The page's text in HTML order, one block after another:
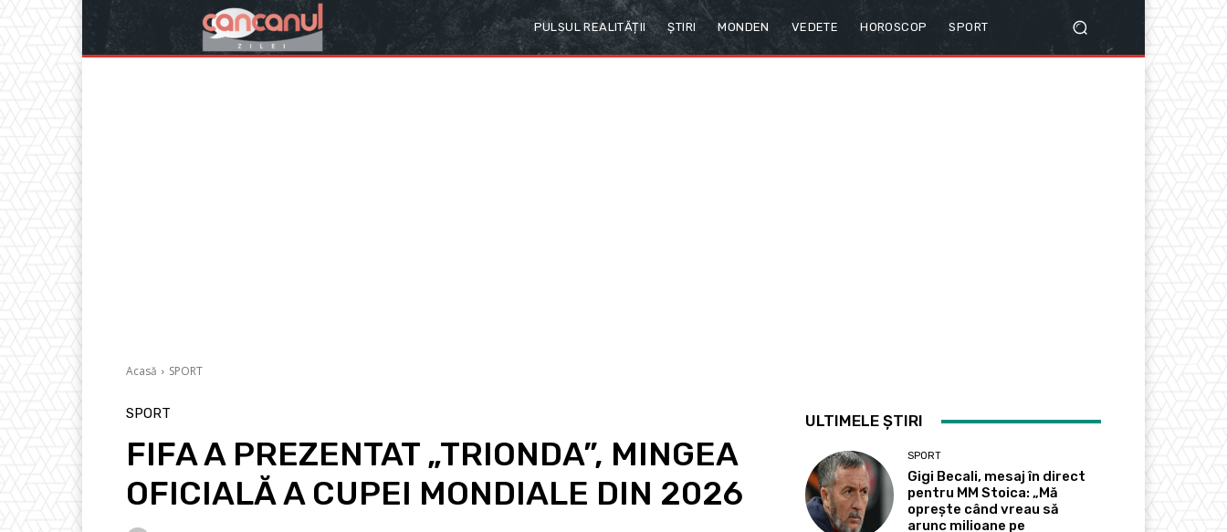
PULSUL REALITĂȚII ȘTIRI MONDEN VEDETE HOROSCOP SPORT
Acasă SPORT
SPORT
FIFA A PREZENTAT „TRIONDA”, MINGEA
OFICIALĂ A CUPEI MONDIALE DIN 2026
ULTIMELE ȘTIRI
SPORT
Gigi Becali, mesaj în direct
pentru MM Stoica: „Mă
oprește când vreau să
arunc milioane pe